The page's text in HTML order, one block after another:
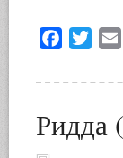
Facebook
Twitter
Ридда